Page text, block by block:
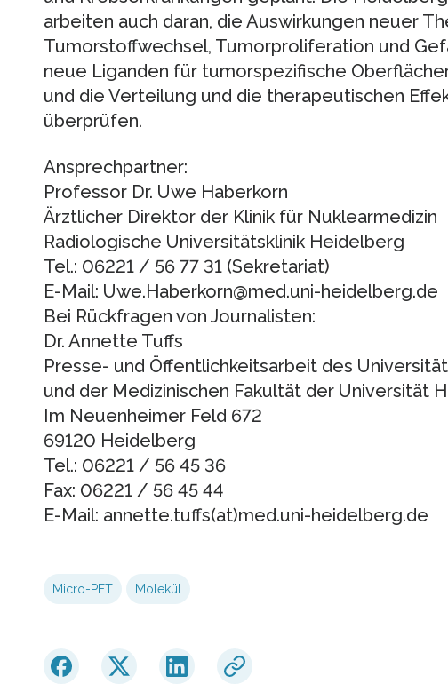
arbeiten auch daran, die Auswirkungen neuer
Tumorstoffwechsel, Tumorproliferation und
neue Liganden für tumorspezifische
und die Verteilung und die therapeutischen
überprüfen.
Ansprechpartner:
Professor Dr. Uwe Haberkorn
Ärztlicher Direktor der Klinik für Nuklearmedizin
Radiologische Universitätsklinik Heidelberg
Tel.: 06221 / 56 77 31 (Sekretariat)
E-Mail: Uwe.Haberkorn@med.uni-heidelberg.de
Bei Rückfragen von Journalisten:
Dr. Annette Tuffs
Presse- und Öffentlichkeitsarbeit des
und der Medizinischen Fakultät der Universität
Im Neuenheimer Feld 672
69120 Heidelberg
Tel.: 06221 / 56 45 36
Fax: 06221 / 56 45 44
E-Mail: annette.tuffs(at)med.uni-heidelberg.de
Micro-PET Molekül